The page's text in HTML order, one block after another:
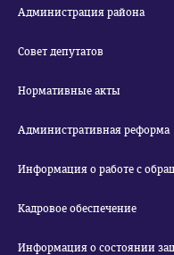
Администрация района
Совет депутатов
Нормативные акты
Административная реформа
Информация о работе с
Кадровое обеспечение
Информация о состоянии